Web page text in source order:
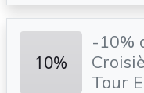
10%
-10%
Tour